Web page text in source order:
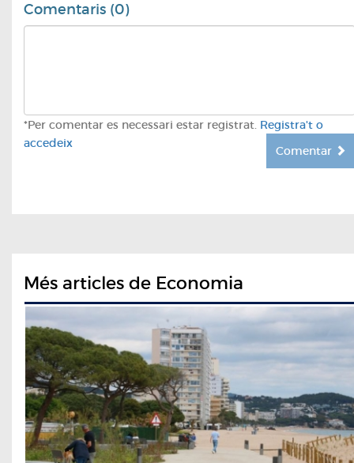
Comentaris (0)
*Per comentar es necessari estar registrat. Registra't o
accedeix
Comentar
Més articles de Economia